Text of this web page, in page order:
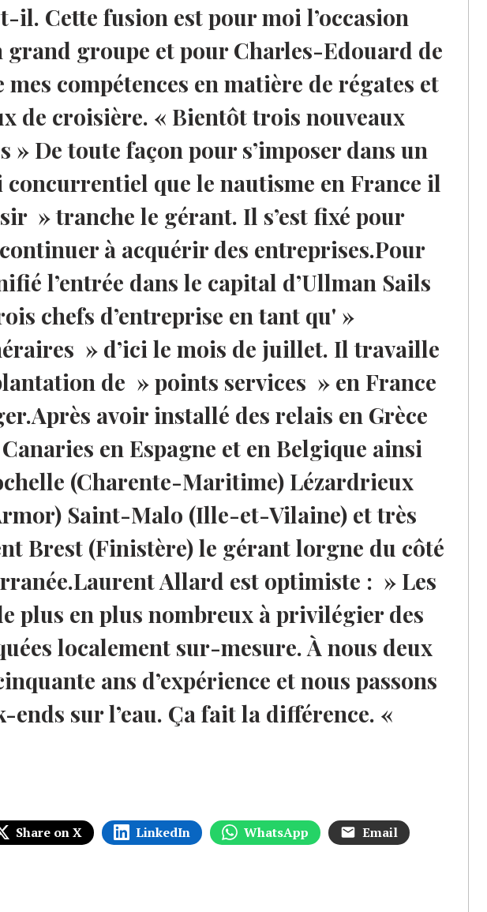
il. Cette fusion est pour moi l’occasion
grand groupe et pour Charles-Edouard de
compétences en matière de régates et
de croisière. « Bientôt trois nouveaux
» De toute façon pour s’imposer dans un
concurrentiel que le nautisme en France il
» tranche le gérant. Il s’est fixé pour
à acquérir des entreprises.Pour
l’entrée dans le capital d’Ullman Sails
chefs d’entreprise en tant qu' »
» d’ici le mois de juillet. Il travaille
de » points services » en France
avoir installé des relais en Grèce
en Espagne et en Belgique ainsi
(Charente-Maritime) Lézardrieux
Saint-Malo (Ille-et-Vilaine) et très
Brest (Finistère) le gérant lorgne du côté
Allard est optimiste : » Les
plus en plus nombreux à privilégier des
localement sur-mesure. À nous deux
ans d’expérience et nous passons
ends sur l’eau. Ça fait la différence. «
Share on X LinkedIn WhatsApp
Email